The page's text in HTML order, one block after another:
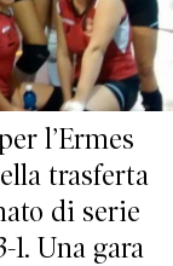
l’Ermes
trasferta
di serie
Una gara